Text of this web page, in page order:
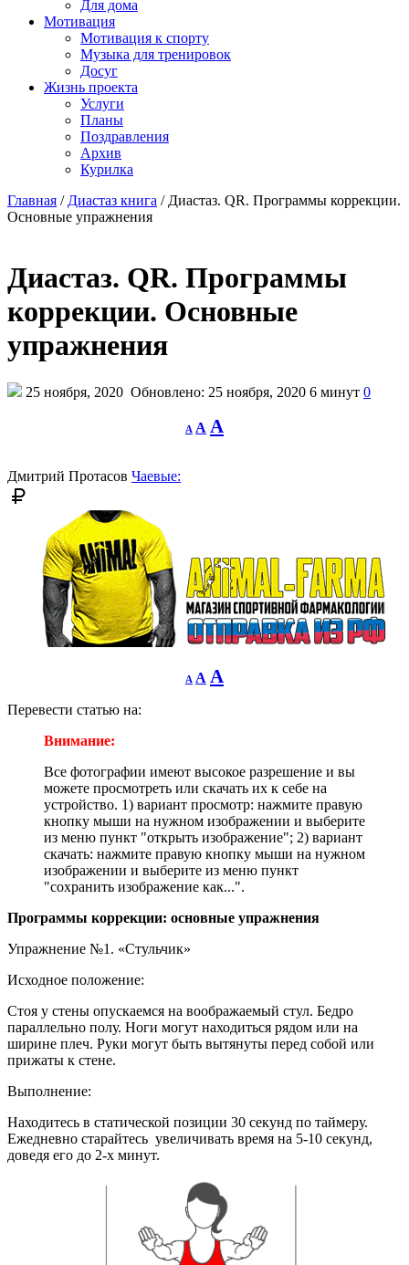
Для дома
Мотивация
Мотивация к спорту
Музыка для тренировок
Досуг
Жизнь проекта
Услуги
Планы
Поздравления
Архив
Курилка
Главная / Диастаз книга / Диастаз. QR. Программы коррекции.
Основные упражнения
Диастаз. QR. Программы
коррекции. Основные
упражнения
25 ноября, 2020 Обновлено: 25 ноября, 2020 6 минут 0
A
Decrease
font
A Reset
font
A
Дмитрий Протасов Чаевые:
A
Decrease
font
A Reset
font
A
Перевести статью на:
Внимание:
Все фотографии имеют высокое разрешение и вы
можете просмотреть или скачать их к себе на
устройство. 1) вариант просмотр: нажмите правую
кнопку мыши на нужном изображении и выберите
из меню пункт "открыть изображение"; 2) вариант
скачать: нажмите правую кнопку мыши на нужном
изображении и выберите из меню пункт
"сохранить изображение как...".
Программы коррекции: основные упражнения
Упражнение №1. «Стульчик»
Исходное положение:
Стоя у стены опускаемся на воображаемый стул. Бедро
параллельно полу. Ноги могут находиться рядом или на
ширине плеч. Руки могут быть вытянуты перед собой или
прижаты к стене.
Выполнение:
Находитесь в статической позиции 30 секунд по таймеру.
Ежедневно старайтесь увеличивать время на 5-10 секунд,
доведя его до 2-х минут.